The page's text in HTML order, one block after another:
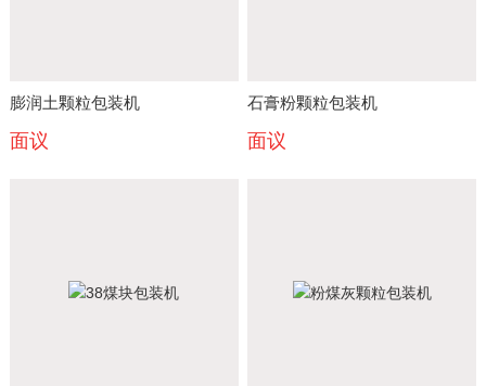
膨润土颗粒包装机
面议
石膏粉颗粒包装机
面议